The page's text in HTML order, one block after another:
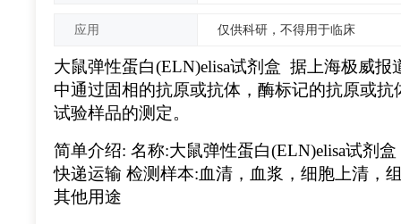
应用 仅供科研，不得用于临床
大鼠弹性蛋白(ELN)elisa试剂盒 据上海极威
中通过固相的抗原或抗体，酶标记的抗原或
试验样品的测定。
简单介绍: 名称:大鼠弹性蛋白(ELN)elisa试剂
快递运输 检测样本:血清，血浆，细胞上清，
其他用途